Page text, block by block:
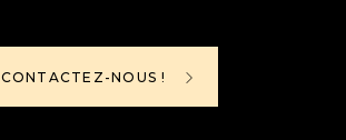
CONTACTEZ-NOUS !